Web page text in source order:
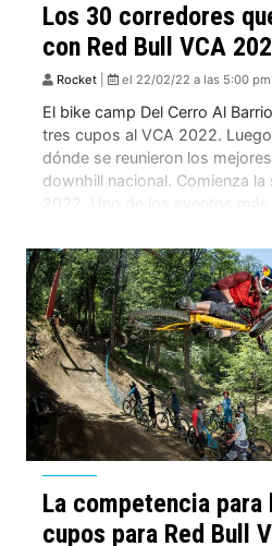
Los 30 corredores
con Red Bull VCA
Rocket el 22/02/22 a las 5:00
El bike camp Del Cerro Al
tres cupos al VCA 2022.
dónde se reunieron los
downhill nacional. Comienza la
2022. Uno de los eventos más
La competencia
cupos para Red Bull